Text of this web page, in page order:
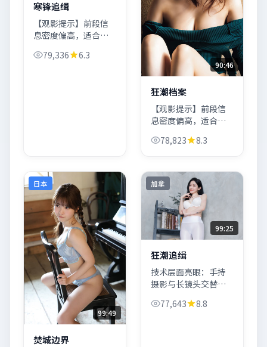
寒锋追缉
【观影提示】前段信
息密度偏高，适合安
缓蓄力，尾段回收伏
79,336 6.3
90:46
狂潮档案
【观影提示】前段信
息密度偏高，适合安
缓蓄力，尾段回收伏
档案》会相当对味。
78,823 8.3
日本
99:49
焚城边界
加拿
99:25
狂潮追缉
技术层面亮眼：手持
摄影与长镜头交替，
层面围绕「信任危
77,643 8.8